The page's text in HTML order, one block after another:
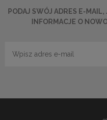
PODAJ SWÓJ ADRES E-
INFORMACJE O